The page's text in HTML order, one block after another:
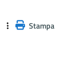
Stampa